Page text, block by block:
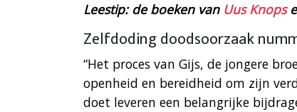
Leestip: de boeken van Uus Knops
Zelfdoding doodsoorzaak
“Het proces van Gijs, de jongere
openheid en bereidheid om zijn
doet leveren een belangrijke